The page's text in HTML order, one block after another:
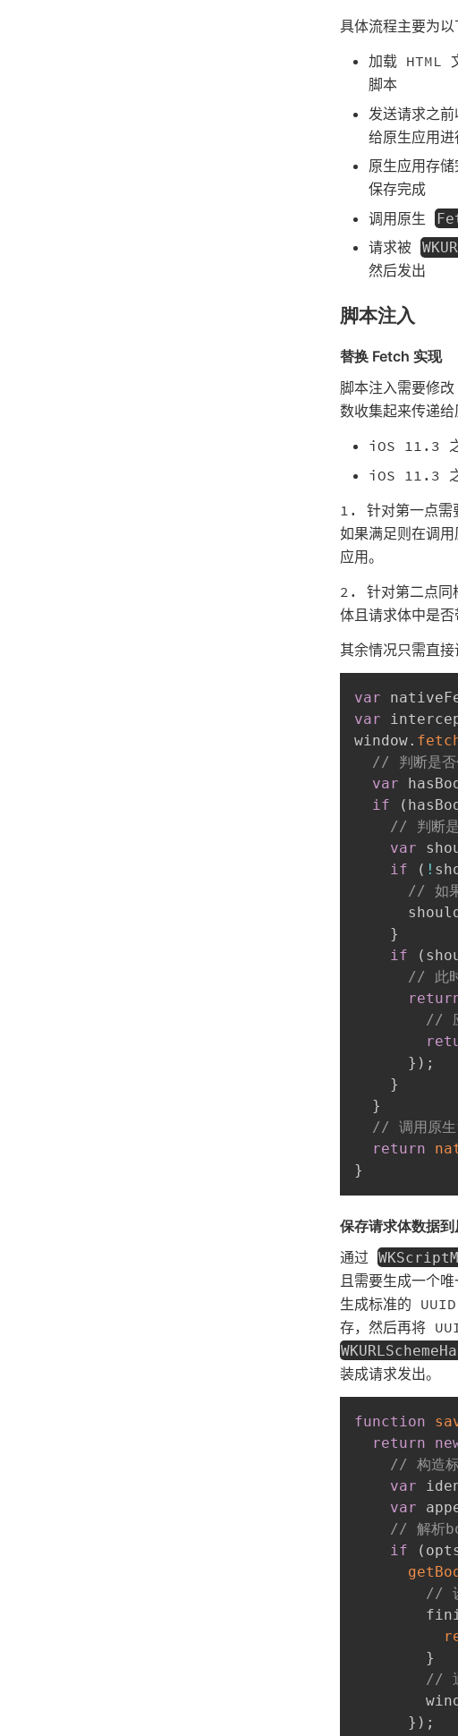
具体流程主要为以
加载 HTML
脚本
发送请求之
给原生应用
原生应用存
保存完成
调用原生
请求被
然后发出
脚本注入
替换 Fetch 实现
脚本注入需要修改
数收集起来传递给
iOS 11.3
iOS 11.3
1. 针对第一点需
如果满足则在调用
应用。
2. 针对第二点同
体且请求体中是否
其余情况只需直
var
var
window.
// 判断是否
var
if
(
// 判断
var
if
( !
// 如
}
if
(
// 此时
//
} ) ;
}
}
// 调用原
return
}
保存请求体数据到
通过
且需要生成一个
生成标准的
存，然后再将
装成请求发出。
function
return
// 构造
var
var
// 解析
if
(
// 设
}
//
} ) ;